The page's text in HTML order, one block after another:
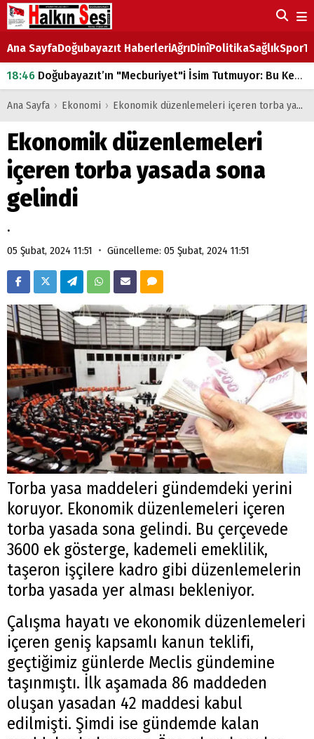
Ana SayfaDoğubayazıt HaberleriAğrıDinîPolitikaSağlıkSpor
18:46 Doğubayazıt’ın "Mecburiyet"i İsim Tutmuyor: Bu Kez de Mem u Zîn Oldu!
07:53Doğubayazıt’ta Ekmek Fiyatlarına Zam
07:16
Doğubayazıt'ta çocukların sırtındaki ağır yük
07:00
DEVLET ve HÜKÜMET
18:29ÇARŞI CADDESİ YAZ BOZ TAHTASI
Ana Sayfa › Ekonomi › Ekonomik düzenlemeleri içeren torba yasada sona gelindi
Ekonomik düzenlemeleri
içeren torba yasada sona
gelindi
.
05 Şubat, 2024 11:51 • Güncelleme: 05 Şubat, 2024 11:51
Torba yasa maddeleri gündemdeki yerini
koruyor. Ekonomik düzenlemeleri içeren
torba yasada sona gelindi. Bu çerçevede
3600 ek gösterge, kademeli emeklilik,
taşeron işçilere kadro gibi düzenlemelerin
torba yasada yer alması bekleniyor.
Çalışma hayatı ve ekonomik düzenlemeleri
içeren geniş kapsamlı kanun teklifi,
geçtiğimiz günlerde Meclis gündemine
taşınmıştı. İlk aşamada 86 maddeden
oluşan yasadan 42 maddesi kabul
edilmişti. Şimdi ise gündemde kalan